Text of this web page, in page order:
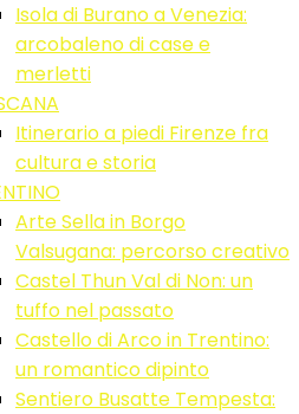
Isola di Burano a Venezia:
arcobaleno di case e
merletti
Itinerario a piedi Firenze fra
cultura e storia
Arte Sella in Borgo
Valsugana: percorso creativo
Castel Thun Val di Non: un
tuffo nel passato
Castello di Arco in Trentino:
un romantico dipinto
Sentiero Busatte Tempesta: